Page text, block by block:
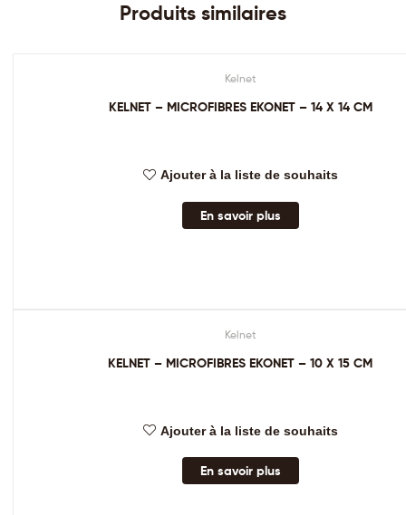
Produits similaires
Kelnet
KELNET – MICROFIBRES EKONET – 14 X 14 CM
Ajouter à la liste de souhaits
En savoir plus
Kelnet
KELNET – MICROFIBRES EKONET – 10 X 15 CM
Ajouter à la liste de souhaits
En savoir plus